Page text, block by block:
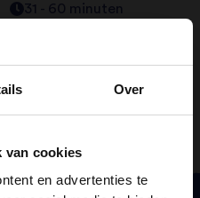
Over
van cookies
en advertenties te
31 - 60 minuten